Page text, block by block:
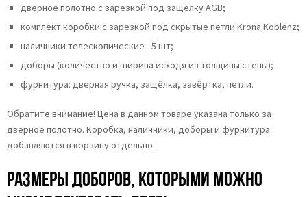
дверное полотно с зарезкой под защёлку AGB;
комплект коробки с зарезкой под скрытые петли Krona Koblenz;
наличники телескопические - 5 шт;
доборы (количество и ширина исходя из толщины стены);
фурнитура: дверная ручка, защёлка, завёртка, петли.
Обратите внимание! Цена в данном товаре указана только за
дверное полотно. Коробка, наличники, доборы и фурнитура
добавляются в корзину отдельно.
Размеры доборов, которыми можно